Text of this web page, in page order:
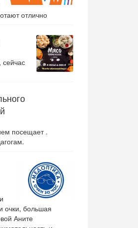
отлично
сейчас
посещает .
очки, большая
Аните